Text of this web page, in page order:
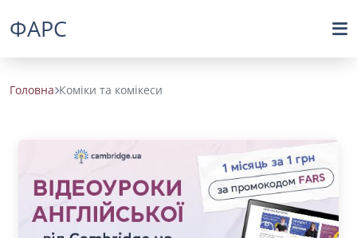
ФАРС
Головна Коміки та комікеси